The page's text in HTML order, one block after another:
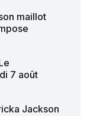
maillot
7 août
Jackson